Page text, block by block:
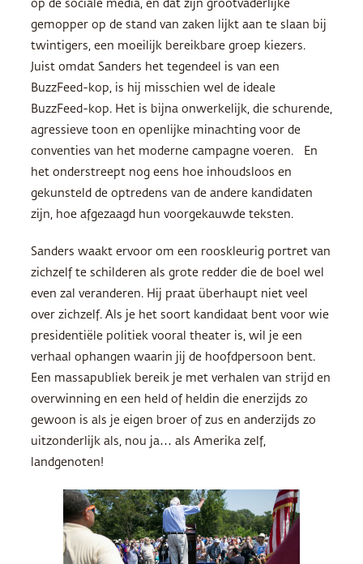
op de sociale media, en dat zijn grootvaderlijke
gemopper op de stand van zaken lijkt aan te slaan bij
twintigers, een moeilijk bereikbare groep kiezers.
Juist omdat Sanders het tegendeel is van een
BuzzFeed-kop, is hij misschien wel de ideale
BuzzFeed-kop. Het is bijna onwerkelijk, die schurende,
agressieve toon en openlijke minachting voor de
conventies van het moderne campagne voeren. En
het onderstreept nog eens hoe inhoudsloos en
gekunsteld de optredens van de andere kandidaten
zijn, hoe afgezaagd hun voorgekauwde teksten.
Sanders waakt ervoor om een rooskleurig portret van
zichzelf te schilderen als grote redder die de boel wel
even zal veranderen. Hij praat überhaupt niet veel
over zichzelf. Als je het soort kandidaat bent voor wie
presidentiële politiek vooral theater is, wil je een
verhaal ophangen waarin jij de hoofdpersoon bent.
Een massapubliek bereik je met verhalen van strijd en
overwinning en een held of heldin die enerzijds zo
gewoon is als je eigen broer of zus en anderzijds zo
uitzonderlijk als, nou ja… als Amerika zelf,
landgenoten!